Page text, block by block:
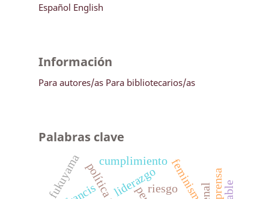
Español English
Información
Para autores/as Para bibliotecarios/as
Palabras clave
liderazgo feminismo
fukuyama cumplimiento
riesgo